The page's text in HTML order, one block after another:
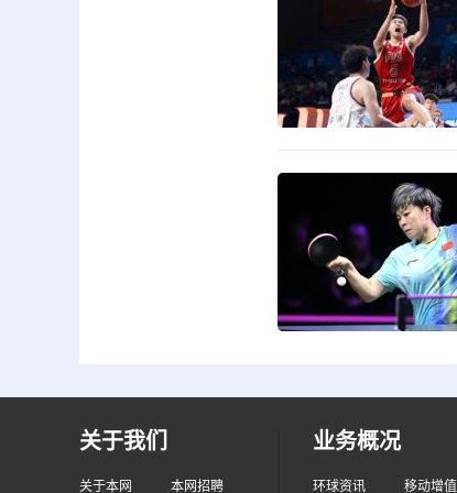
关于我们
关于本网 本网招聘
业务概况
环球资讯 移动增值